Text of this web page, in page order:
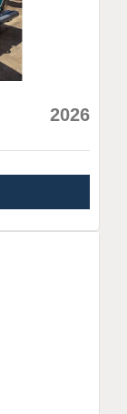
2026